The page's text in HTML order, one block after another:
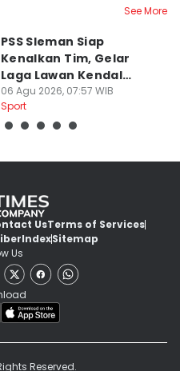
See More
PSS Sleman Siap
Kenalkan Tim, Gelar
Laga Lawan Kendal
Tornado FC
06 Agu 2026, 07:57 WIB
Sport
UsTerms of Services
IndexSitemap
Us
Reserved.